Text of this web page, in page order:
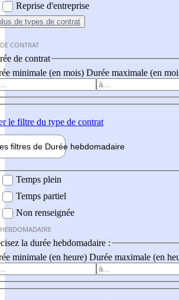
Reprise d'entreprise
de types de contrat
CONTRAT
de contrat
minimale (en mois) Durée maximale (en
le filtre du type de contrat
filtres de Durée hebdomadaire
Temps plein
Temps partiel
Non renseignée
la durée hebdomadaire :
minimale (en heure) Durée maximale (en